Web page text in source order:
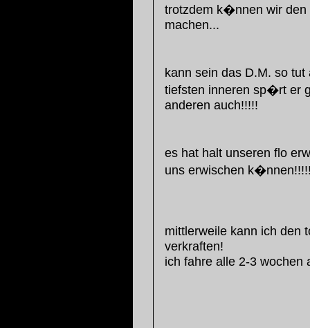
trotzdem k�nnen wir
machen...
kann sein das D.M. so
tiefsten inneren sp�rt er
anderen auch!!!!!
es hat halt unseren flo
uns erwischen
mittlerweile kann ich den
verkraften!
ich fahre alle 2-3 wochen